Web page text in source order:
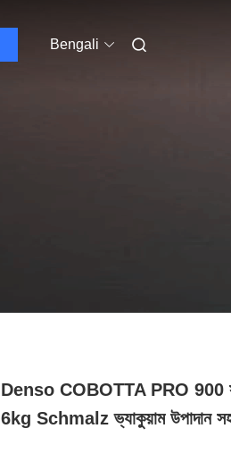
Bengali
Denso COBOTTA PRO 900
6kg Schmalz ভ্যাকুয়াম উপাদান